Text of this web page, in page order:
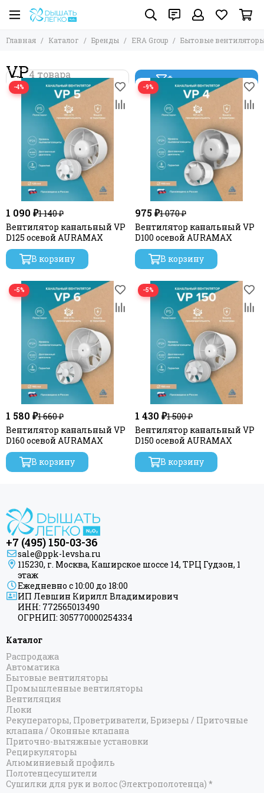
Главная Каталог Бренды ERA Group Бытовые
VP Фильтр товаров
−4%
1 090 ₽1 140 ₽
Вентилятор канальный VP
D125 осевой AURAMAX
В корзину
−9%
975 ₽1 070 ₽
Вентилятор канальный VP
D100 осевой AURAMAX
В корзину
−5%
1 580 ₽1 660 ₽
Вентилятор канальный VP
D160 осевой AURAMAX
В корзину
−5%
1 430 ₽1 500 ₽
Вентилятор канальный VP
D150 осевой AURAMAX
В корзину
+7 (495) 150-03-36
sale@ppk-levsha.ru
115230, г. Москва, Каширское шоссе 14, ТРЦ Гудзон, 1
этаж
Ежедневно с 10:00 до 18:00
ИП Левшин Кирилл Владимирович
ИНН: 772565013490
ОГРНИП: 305770000254334
Каталог
Распродажа
Автоматика
Бытовые вентиляторы
Промышленные вентиляторы
Вентиляция
Люки
Рекуператоры, Проветриватели, Бризеры / Приточные
клапана / Оконные клапана
Приточно-вытяжные установки
Рециркуляторы
Алюминиевый профиль
Полотенцесушители
Сушилки для рук и волос (Электрополотенца) *